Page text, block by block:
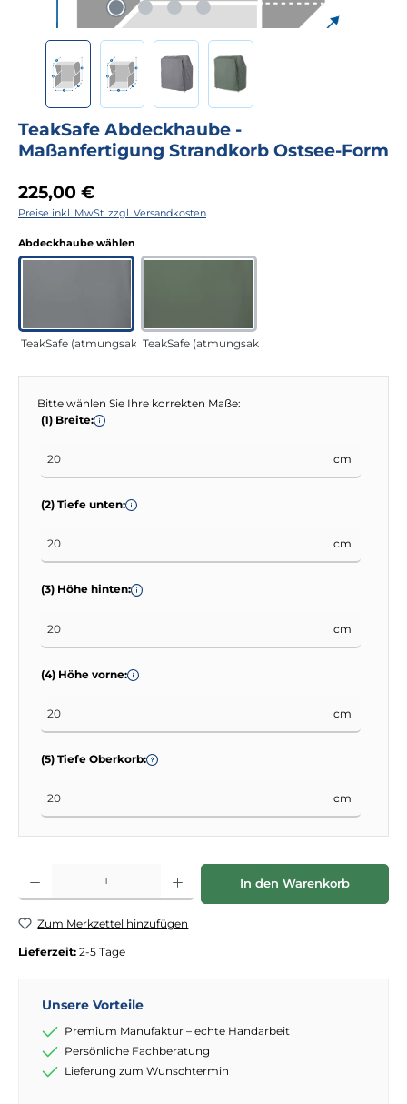
TeakSafe Abdeckhaube -
Maßanfertigung Strandkorb Ostsee-Form
Regulärer Preis:
225,00 €
Preise inkl. MwSt. zzgl. Versandkosten
Abdeckhaube wählen
TeakSafe (atmungsaktiv) anthrazitTeakSafe (atmungsaktiv) grün
Bitte wählen Sie Ihre korrekten Maße:
(1) Breite:
cm
(2) Tiefe unten:
cm
(3) Höhe hinten:
cm
(4) Höhe vorne:
cm
(5) Tiefe Oberkorb:
cm
Produkt Anzahl: Gib den gewünschten Wert ein oder benutze die
In den Warenkorb
Zum Merkzettel hinzufügen
Lieferzeit: 2-5 Tage
Unsere Vorteile
Premium Manufaktur – echte Handarbeit
Persönliche Fachberatung
Lieferung zum Wunschtermin